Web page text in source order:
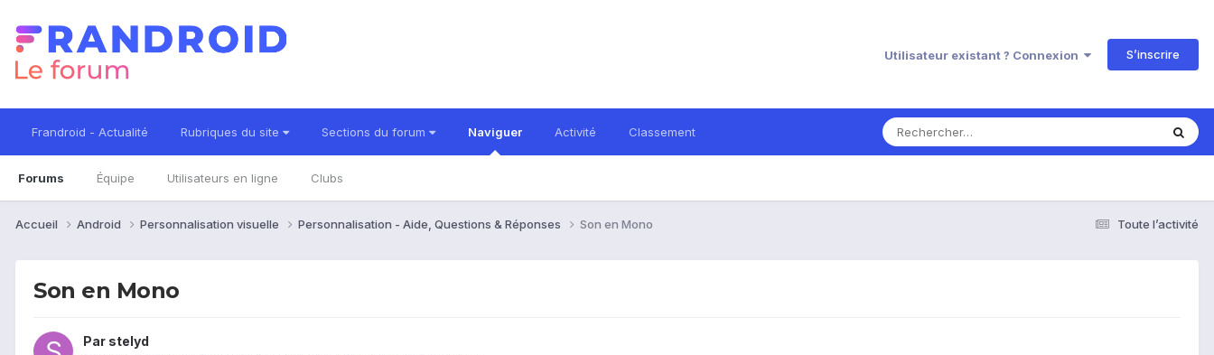
Utilisateur existant ? Connexion S’inscrire
Frandroid - Actualité Rubriques du site Sections du forum Naviguer
Forums Équipe Utilisateurs en ligne Clubs
Activité Classement
Toute l’activité
Accueil Android Personnalisation visuelle Personnalisation - Aide, Questions & Réponses Son en Mono
Son en Mono
Par stelyd